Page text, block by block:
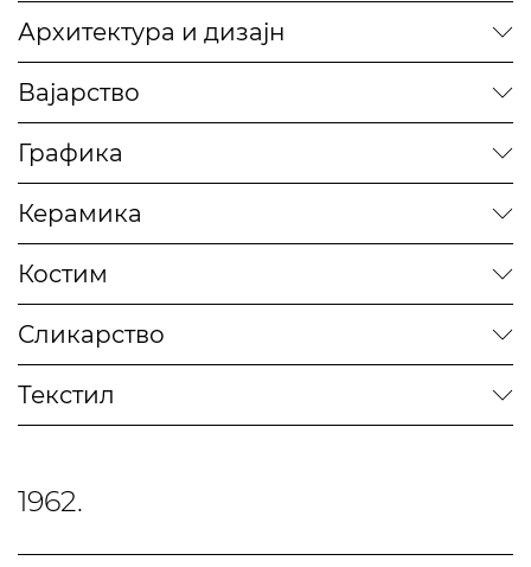
Архитектура и дизајн
Вајарство
Графика
Керамика
Костим
Сликарство
Текстил
1962.